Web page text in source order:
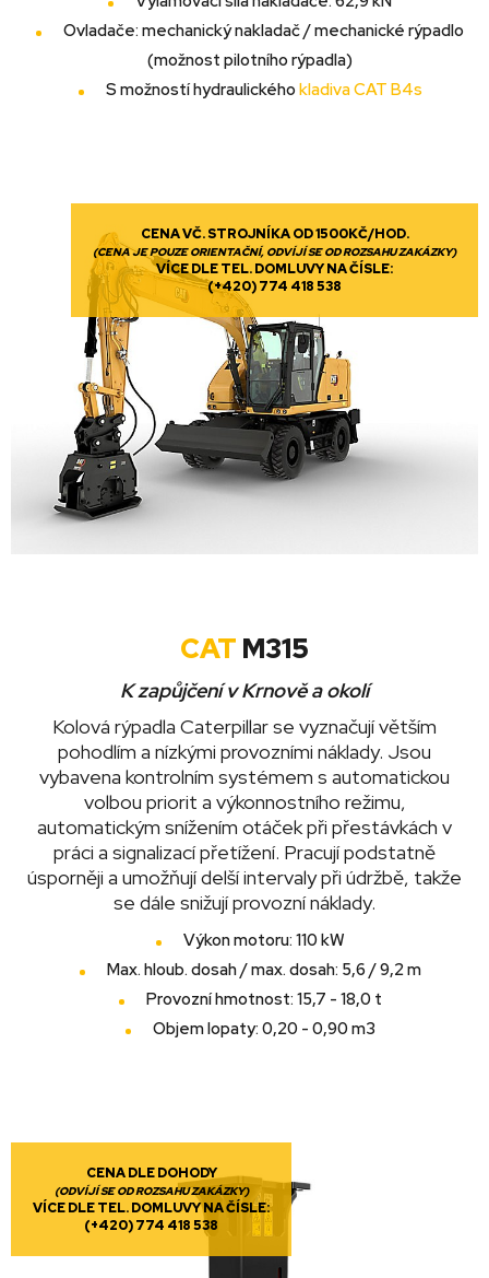
Ovladače: mechanický nakladač / mechanické rýpadlo
(možnost pilotního rýpadla)
S možností hydraulického kladiva CAT B4s
CENA VČ. STROJNÍKA OD 1500KČ/HOD.
(CENA JE POUZE ORIENTAČNÍ, ODVÍJÍ SE OD ROZSAHU ZAKÁZKY)
VÍCE DLE TEL. DOMLUVY NA ČÍSLE:
(+420) 774 418 538
CAT M315
K zapůjčení v Krnově a okolí
Kolová rýpadla Caterpillar se vyznačují větším
pohodlím a nízkými provozními náklady. Jsou
vybavena kontrolním systémem s automatickou
volbou priorit a výkonnostního režimu,
automatickým snížením otáček při přestávkách v
práci a signalizací přetížení. Pracují podstatně
úsporněji a umožňují delší intervaly při údržbě, takže
se dále snižují provozní náklady.
Výkon motoru: 110 kW
Max. hloub. dosah / max. dosah: 5,6 / 9,2 m
Provozní hmotnost: 15,7 - 18,0 t
Objem lopaty: 0,20 - 0,90 m3
CENA DLE DOHODY
(ODVÍJÍ SE OD ROZSAHU ZAKÁZKY)
VÍCE DLE TEL. DOMLUVY NA ČÍSLE:
(+420) 774 418 538